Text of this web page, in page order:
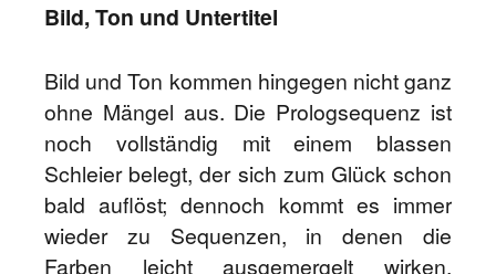
Bild, Ton und Untertitel
Bild und Ton kommen hingegen nicht ganz
ohne Mängel aus. Die Prologsequenz ist
noch vollständig mit einem blassen
Schleier belegt, der sich zum Glück schon
bald auflöst; dennoch kommt es immer
wieder zu Sequenzen, in denen die
Farben leicht ausgemergelt wirken.